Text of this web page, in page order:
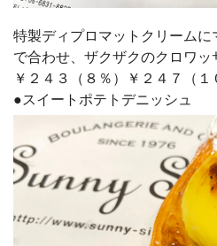
特製ディプロマットクリーム
で合わせ、ザクザクのクロワッ
￥２４３（８％）￥２４７（
●スイートポテトデニッシュ